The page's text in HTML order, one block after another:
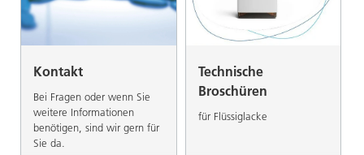
Kontakt
Bei Fragen oder wenn Sie
weitere Informationen
benötigen, sind wir gern für
Sie da.
Technische
Broschüren
für Flüssiglacke